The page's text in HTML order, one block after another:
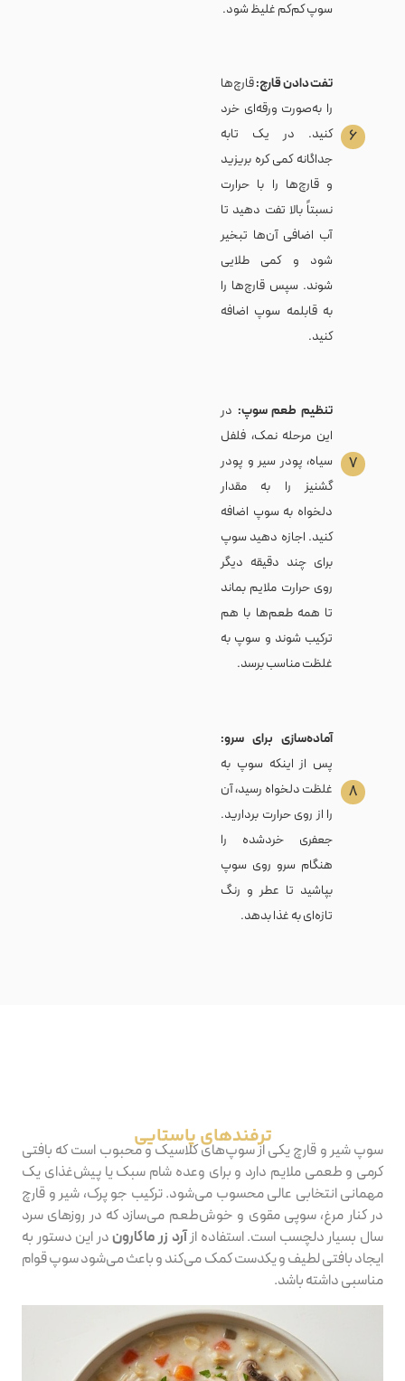
سوپ کم‌کم غلیظ شود.
۶
تفت دادن قارچ:قارچ‌ها
را به‌صورت ورقه‌ای خرد
کنید. در یک تابه
جداگانه کمی کره بریزید
و قارچ‌ها را با حرارت
نسبتاً بالا تفت دهید تا
آب اضافی آن‌ها تبخیر
شود و کمی طلایی
شوند. سپس قارچ‌ها را
به قابلمه سوپ اضافه
کنید.
۷
تنظیم طعم سوپ: در
این مرحله نمک، فلفل
سیاه، پودر سیر و پودر
گشنیز را به مقدار
دلخواه به سوپ اضافه
کنید. اجازه دهید سوپ
برای چند دقیقه دیگر
روی حرارت ملایم بماند
تا همه طعم‌ها با هم
ترکیب شوند و سوپ به
غلظت مناسب برسد.
۸
آماده‌سازی برای سرو:
پس از اینکه سوپ به
غلظت دلخواه رسید، آن
را از روی حرارت بردارید.
جعفری خردشده را
هنگام سرو روی سوپ
بپاشید تا عطر و رنگ
تازه‌ای به غذا بدهد.
‫ترفندهای‬ ‫پاستایی‬
سوپ شیر و قارچ یکی از سوپ‌های کلاسیک و محبوب است که بافتی
کرمی و طعمی ملایم دارد و برای وعده شام سبک یا پیش‌غذای یک
مهمانی انتخابی عالی محسوب می‌شود. ترکیب جو پرک، شیر و قارچ
در کنار مرغ، سوپی مقوی و خوش‌طعم می‌سازد که در روزهای سرد
سال بسیار دلچسب است. استفاده ازآرد زر ماکارون در این دستور به
ایجاد بافتی لطیف و یکدست کمک می‌کند و باعث می‌شود سوپ قوام
مناسبی داشته باشد.